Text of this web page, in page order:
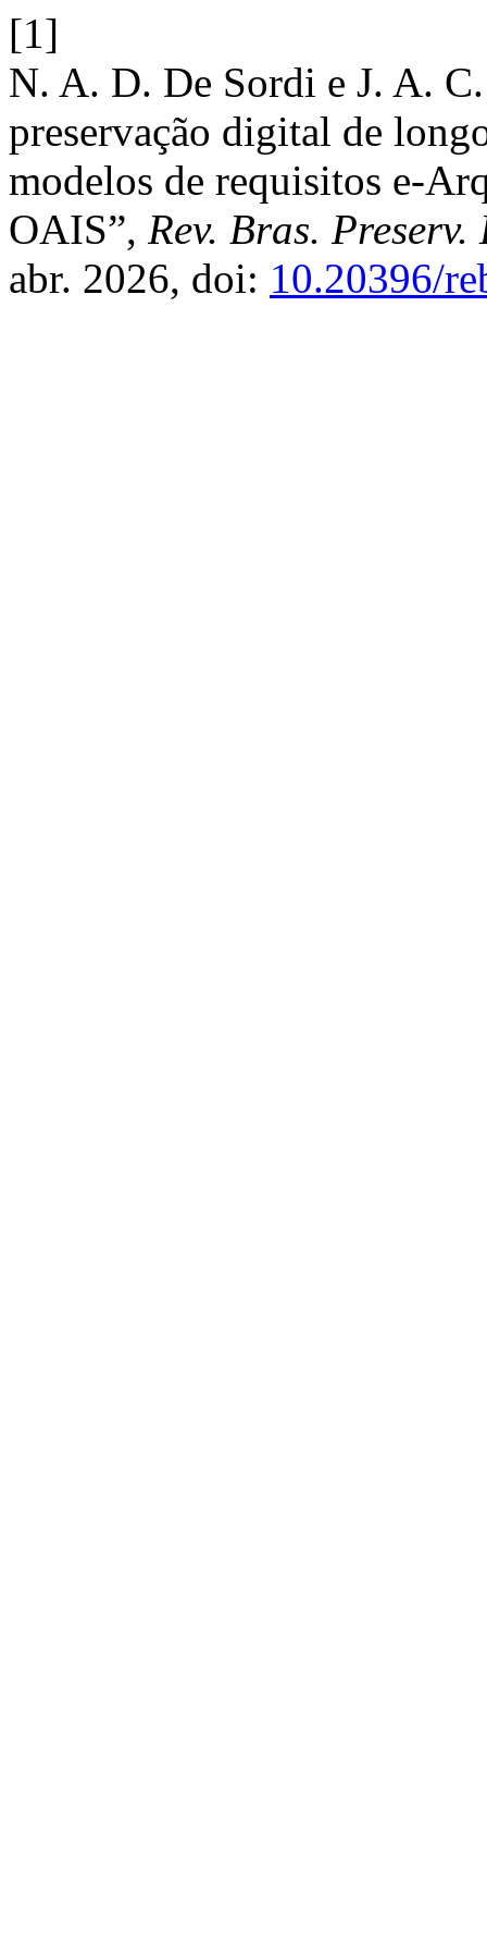
[1]
N. A. D. De Sordi e J. A.
preservação digital de
modelos de requisitos e-
OAIS”, Rev. Bras. Preserv.
abr. 2026, doi: 10.20396/